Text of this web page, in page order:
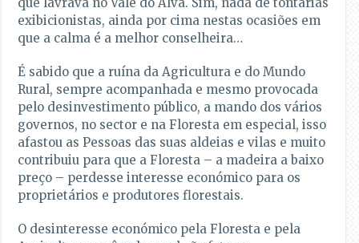
exibicionistas, ainda por cima nestas ocasiões em
que a calma é a melhor conselheira…
É sabido que a ruína da Agricultura e do Mundo
Rural, sempre acompanhada e mesmo provocada
pelo desinvestimento público, a mando dos vários
governos, no sector e na Floresta em especial, isso
afastou as Pessoas das suas aldeias e vilas e muito
contribuiu para que a Floresta – a madeira a baixo
preço – perdesse interesse económico para os
proprietários e produtores florestais.
O desinteresse económico pela Floresta e pela